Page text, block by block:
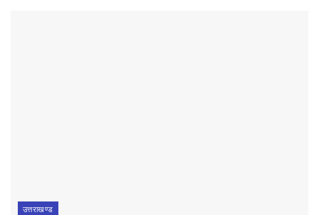
उत्तराखण्ड